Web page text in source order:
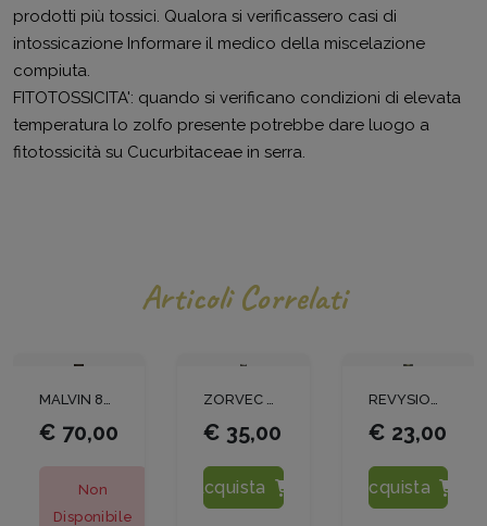
prodotti più tossici. Qualora si verificassero casi di
intossicazione Informare il medico della miscelazione
compiuta.
FITOTOSSICITA': quando si verificano condizioni di elevata
temperatura lo zolfo presente potrebbe dare luogo a
fitotossicità su Cucurbitaceae in serra.
Articoli Correlati
MALVIN 80 WG KG 5
€ 70,00
Non
Disponibile
ZORVEC VINABRIA LT.1
€ 35,00
Acquista
REVYSION LT1
€ 23,00
Acquista